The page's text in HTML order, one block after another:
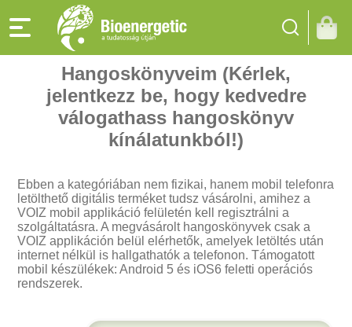
Hangoskönyveim (Kérlek,
jelentkezz be, hogy kedvedre
válogathass hangoskönyv
kínálatunkból!)
Ebben a kategóriában nem fizikai, hanem mobil telefonra
letölthető digitális terméket tudsz vásárolni, amihez a
VOIZ mobil applikáció felületén kell regisztrálni a
szolgáltatásra. A megvásárolt hangoskönyvek csak a
VOIZ applikáción belül elérhetők, amelyek letöltés után
internet nélkül is hallgathatók a telefonon. Támogatott
mobil készülékek: Android 5 és iOS6 feletti operációs
rendszerek.